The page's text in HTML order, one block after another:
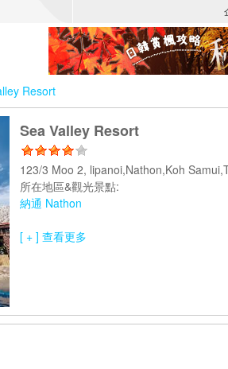
Resort
Sea Valley Resort
123/3 Moo 2, lipanoi,Nathon,Koh
所在地區&觀光景點:
納通 Nathon
[ + ] 查看更多